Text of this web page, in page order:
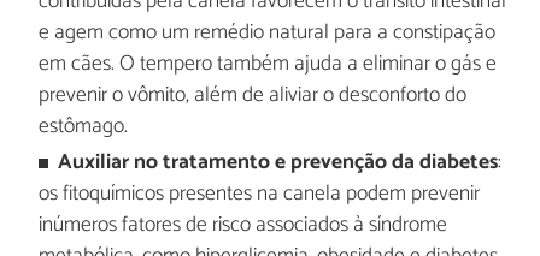
e agem como um remédio natural para a constipação
em cães. O tempero também ajuda a eliminar o gás e
prevenir o vômito, além de aliviar o desconforto do
estômago.
Auxiliar no tratamento e prevenção da diabetes:
os fitoquímicos presentes na canela podem prevenir
inúmeros fatores de risco associados à síndrome